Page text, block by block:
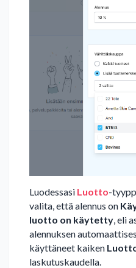
Luodessasi Luotto-
valita, että alennus on
luotto on käytetty , eli
alennuksen
käyttäneet kaiken
laskutuskaudella.